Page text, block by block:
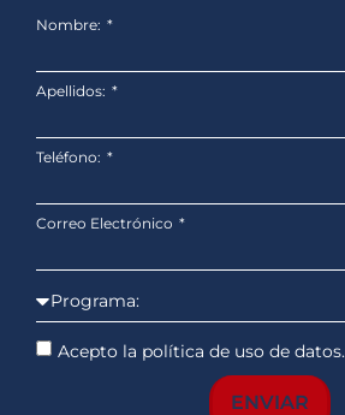
Nombre:
Apellidos:
Teléfono:
Correo Electrónico
Acepto la política de uso de datos.
ENVIAR